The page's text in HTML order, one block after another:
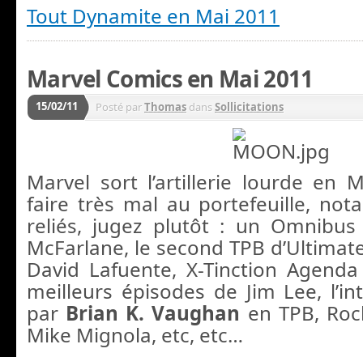
Tout Dynamite en Mai 2011
Marvel Comics en Mai 2011
15/02/11 Posté parThomas dansSollicitations
Marvel sort l’artillerie lourde en
faire très mal au portefeuille,
reliés, jugez plutôt : un Omnibus
McFarlane, le second TPB
David Lafuente, X-Tinction
meilleurs épisodes de Jim Lee,
par Brian K. Vaughan en TPB,
Mike Mignola, etc, etc…